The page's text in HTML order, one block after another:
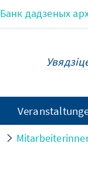
Банк дадзеных